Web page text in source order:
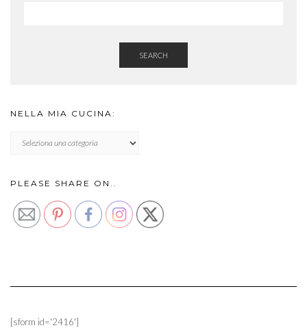
SEARCH
NELLA MIA CUCINA:
MIA
PLEASE SHARE ON..
[sform id='2416']